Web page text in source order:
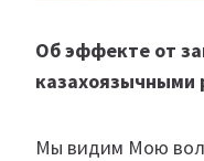
Об эффекте от
казахоязычными
Мы видим Мою